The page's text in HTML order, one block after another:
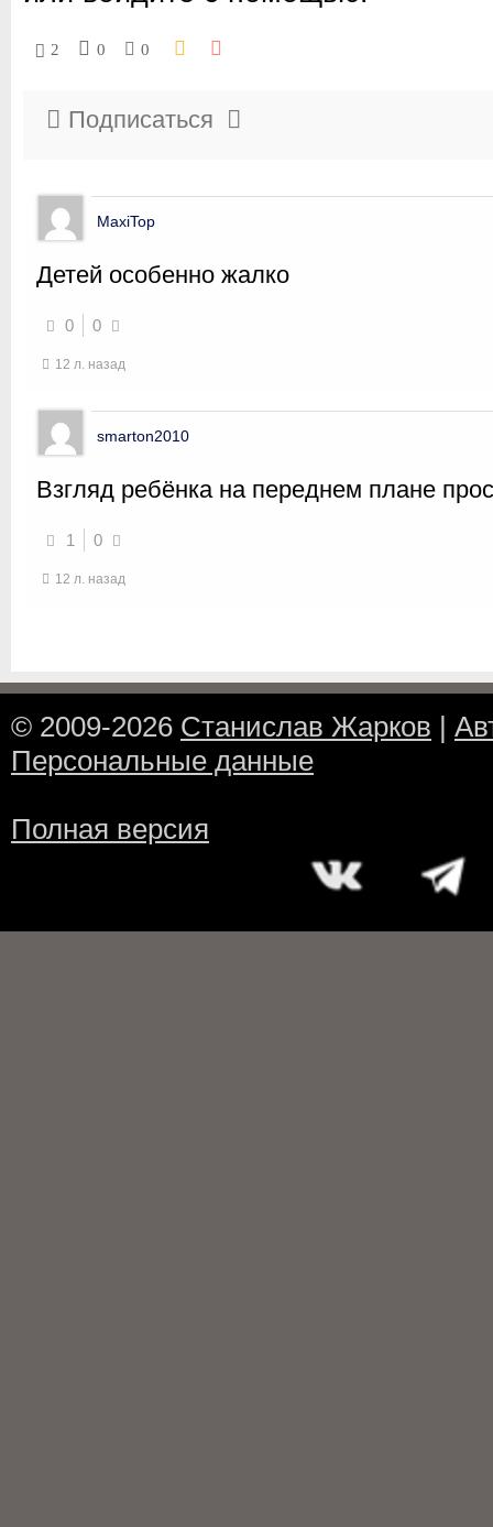
2 0 0
Подписаться
MaxiTop
Детей особенно жалко
0 0
12 л. назад
smarton2010
Взгляд ребёнка на переднем плане
1 0
12 л. назад
© 2009-2026 Станислав Жарков |
Персональные данные
Полная версия